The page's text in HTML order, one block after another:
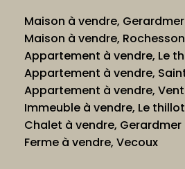
Maison à vendre, Gerardmer
Maison à vendre, Rochesson
Appartement à vendre, Le
Appartement à vendre,
Appartement à vendre,
Immeuble à vendre, Le thillot
Chalet à vendre, Gerardmer
Ferme à vendre, Vecoux